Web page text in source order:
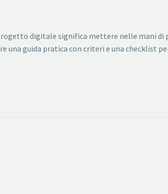
digitale significa mettere nelle mani
una guida pratica con criteri e una